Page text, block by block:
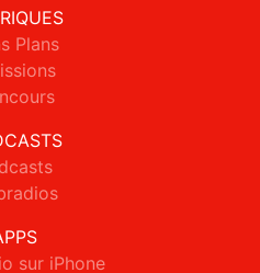
Plans
sur iPhone